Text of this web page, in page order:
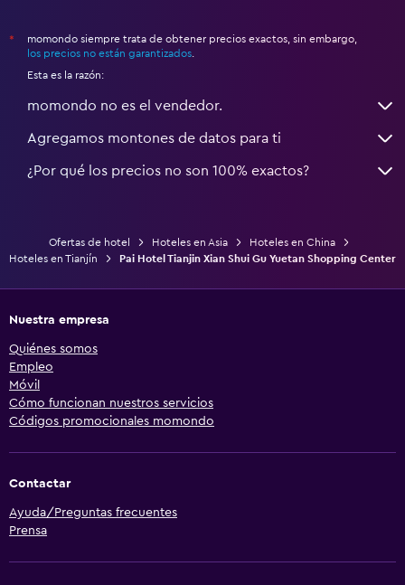
*
momondo siempre trata de obtener precios exactos, sin embargo,
los precios no están garantizados
Esta es la razón:
momondo no es el vendedor.
Agregamos montones de datos para ti
¿Por qué los precios no son 100% exactos?
Ofertas de hotel Hoteles en Asia
Hoteles en China
Hoteles en Tianjín
Pai Hotel Tianjin Xian Shui Gu Yuetan Shopping Center
Nuestra empresa
Quiénes somos
Empleo
Móvil
Cómo funcionan nuestros servicios
Códigos promocionales momondo
Contactar
Ayuda/Preguntas frecuentes
Prensa